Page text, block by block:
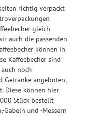
richtig verpackt
gleich
auch die passenden
können in
Kaffeebecher sind
noch
Getränke angeboten,
Diese können hier
Stück bestellt
Gabeln und -Messern